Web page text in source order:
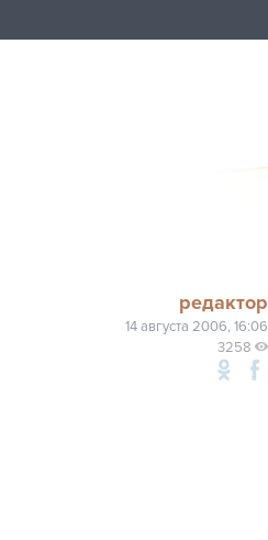
редактор
14 августа 2006, 16:06
3258